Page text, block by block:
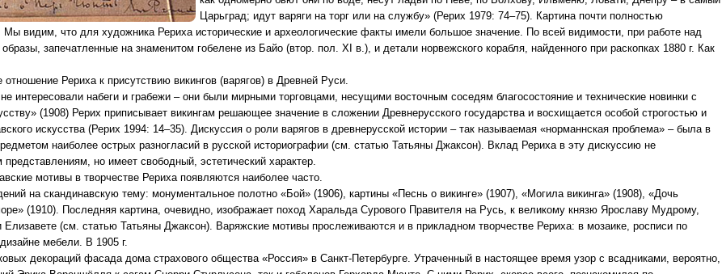
Царьград; идут варяги на торг или на службу» (Рерих 1979: 74–75). Картина почти полностью
Мы видим, что для художника Рериха исторические и археологические факты имели большое значение. По всей видимости, при работе над
запечатленные на знаменитом гобелене из Байо (втор. пол. XI в.), и детали норвежского корабля, найденного при раскопках 1880 г. Как
Рериха к присутствию викингов (варягов) в Древней Руси.
интересовали набеги и грабежи – они были мирными торговцами, несущими восточным соседям благосостояние и технические новинки с
(1908) Рерих приписывает викингам решающее значение в сложении Древнерусского государства и восхищается особой строгостью и
искусства (Рерих 1994: 14–35). Дискуссия о роли варягов в древнерусской истории – так называемая «норманнская проблема» – была в
наиболее острых разногласий в русской историографии (см. статью Татьяны Джаксон). Вклад Рериха в эту дискуссию не
представлениям, но имеет свободный, эстетический характер.
мотивы в творчестве Рериха появляются наиболее часто.
на скандинавскую тему: монументальное полотно «Бой» (1906), картины «Песнь о викинге» (1907), «Могила викинга» (1908), «Дочь
(1910). Последняя картина, очевидно, изображает поход Харальда Сурового Правителя на Русь, к великому князю Ярославу Мудрому,
Елизавете (см. статью Татьяны Джаксон). Варяжские мотивы прослеживаются и в прикладном творчестве Рериха: в мозаике, росписи по
мебели. В 1905 г.
декораций фасада дома страхового общества «Россия» в Санкт-Петербурге. Утраченный в настоящее время узор с всадниками, вероятно,